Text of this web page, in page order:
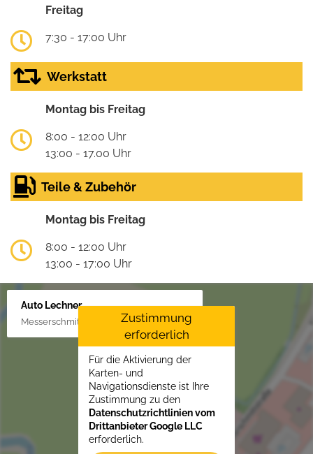
Freitag
7:30 - 17:00 Uhr
Werkstatt
Montag bis Freitag
8:00 - 12:00 Uhr
13:00 - 17.00 Uhr
Teile & Zubehör
Montag bis Freitag
8:00 - 12:00 Uhr
13:00 - 17:00 Uhr
Auto Lechner
Messerschmittstr. 4, 86453 Dasing/Lindl
Zustimmung
erforderlich
Für die Aktivierung der
Karten- und
Navigationsdienste ist Ihre
Zustimmung zu den
Datenschutzrichtlinien vom
Drittanbieter Google LLC
erforderlich.